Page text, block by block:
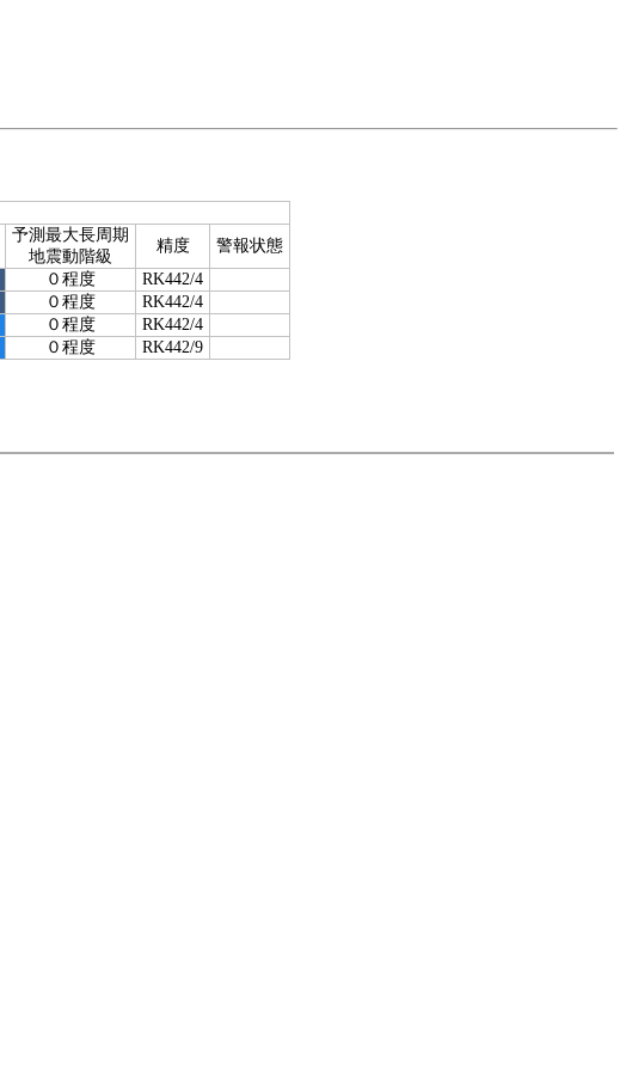
予測最大長周期
地震動階級
精度
警報状態
０程度
RK442/4
０程度
RK442/4
０程度
RK442/4
０程度 RK442/9